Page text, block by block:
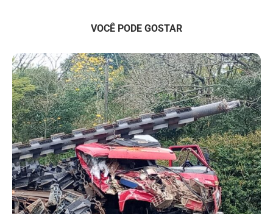
VOCÊ PODE GOSTAR